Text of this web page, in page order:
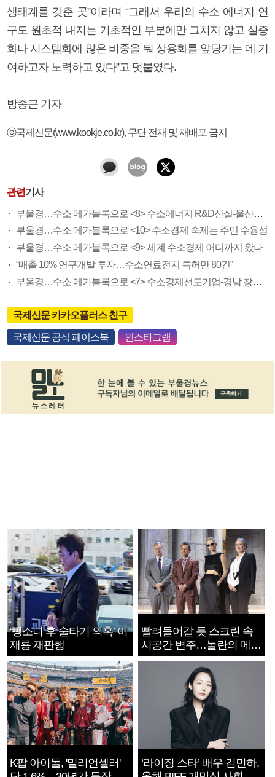
생태계를 갖춘 곳”이라며 “그래서 우리의 수소 에너지 연
구도 원초적 내지는 기초적인 부분에만 그치지 않고 실증
화나 시스템화에 많은 비중을 둬 상용화를 앞당기는 데 기
여하고자 노력하고 있다”고 덧붙였다.
방종근 기자
ⓒ국제신문(www.kookje.co.kr), 무단 전재 및 재배포 금지
관련기사
부울경…수소 메가블록으로 <8> 수소에너지 R&D산실-울산과학기술원
부울경…수소 메가블록으로 <10> 수소경제 숙제는 주민 수용성
부울경…수소 메가블록으로 <9> 세계 수소경제 어디까지 왔나
“매출 10% 연구개발 투자…수소연료전지 특허만 80건”
부울경…수소 메가블록으로 <7> 수소경제선도기업-경남 창원 범한퓨얼셀
국제신문 카카오플러스 친구
국제신문 공식 페이스북 인스타그램
‘뺑소니 후 술타기 의혹’ 이
재룡 재판행
빨려들어갈 듯 스크린 속
시공간 변주…놀란의 메시
지는 ‘전쟁 속죄’
K팝 아이돌, '밀리언셀러'
‘라이징 스타’ 배우 김민하,